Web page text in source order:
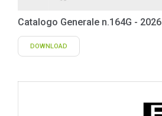
Catalogo Generale n.164G - 2026
DOWNLOAD